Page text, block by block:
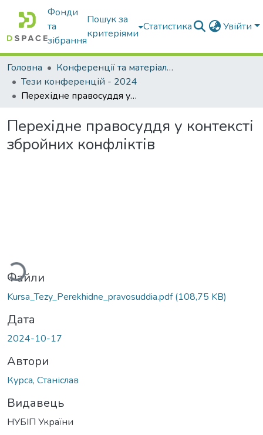
Фонди
та
зібрання
Пошук за
критеріями
Статистика Увійти
Головна
Конференції та матеріали конференцій
Тези конференцій - 2024
Перехідне правосуддя у контексті збройних конфліктів
Перехідне правосуддя у контексті
збройних конфліктів
Файли
Kursa_Tezy_Perekhidne_pravosuddia.pdf(108,75 KB)
Дата
2024-10-17
Автори
Курса, Станіслав
Видавець
НУБІП України